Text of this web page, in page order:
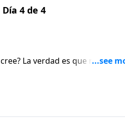
4 de 4
La verdad es que nunca
la parte del amor.